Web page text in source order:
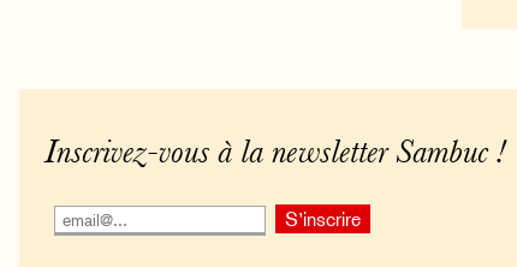
Inscrivez-vous à la newsletter Sambuc !